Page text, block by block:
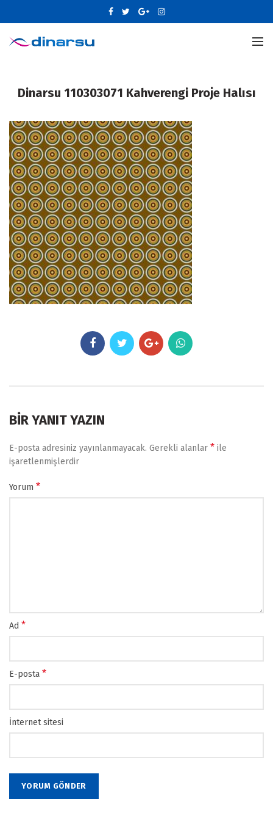
Dinarsu 110303071 Kahverengi Proje Halısı
BIR YANIT YAZIN
E-posta adresiniz yayınlanmayacak. Gerekli alanlar * ile
işaretlenmişlerdir
Yorum *
Ad *
E-posta *
İnternet sitesi